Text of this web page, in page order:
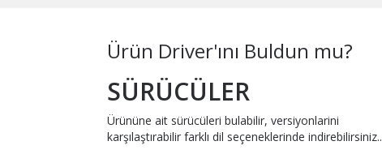
Ürün Driver'ını Buldun mu?
SÜRÜCÜLER
Ürününe ait sürücüleri bulabilir, versiyonlarini
karşılaştırabilir farklı dil seçeneklerinde indirebilirsiniz..